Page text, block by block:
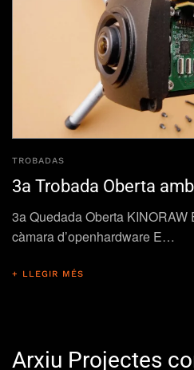
TROBADAS
3a Trobada Oberta
3a Quedada Oberta
càmara d’openhardware E…
+ LLEGIR MÉS
Arxiu Projectes